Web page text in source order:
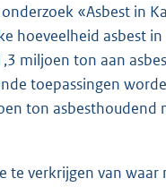
«Asbest in
hoeveelheid asbest
miljoen ton aan
toepassingen
ton
verkrijgen van waar